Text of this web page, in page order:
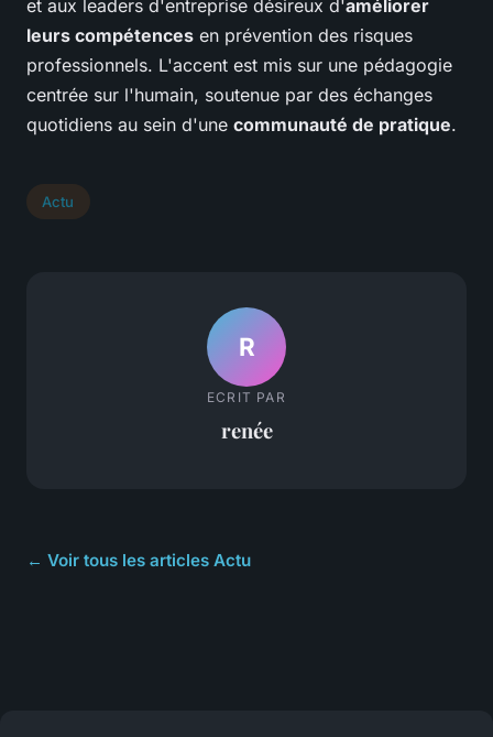
et aux leaders d'entreprise désireux d'améliorer
leurs compétences en prévention des risques
professionnels. L'accent est mis sur une pédagogie
centrée sur l'humain, soutenue par des échanges
quotidiens au sein d'une communauté de pratique.
Actu
R
ECRIT PAR
renée
← Voir tous les articles Actu